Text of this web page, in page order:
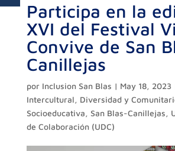
Participa en la
XVI del Festival
Convive de San
Canillejas
por Inclusion San Blas | May 18, 2023
Intercultural, Diversidad y
Socioeducativa, San Blas-Canillejas,
de Colaboración (UDC)